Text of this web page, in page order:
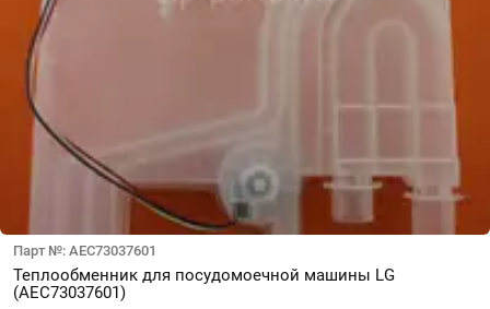
Парт №: AEC73037601
Теплообменник для посудомоечной машины LG
(AEC73037601)